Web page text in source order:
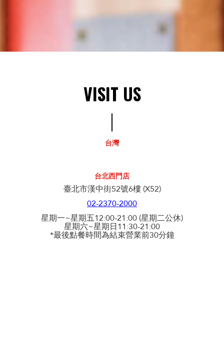
VISIT US
台灣
台北西門店
臺北市漢中街52號6樓 (X52)
02-2370-2000
星期一~星期五12:00-21:00 (星期二公休)
星期六~星期日11:30-21:00
*最後點餐時間為結束營業前30分鐘